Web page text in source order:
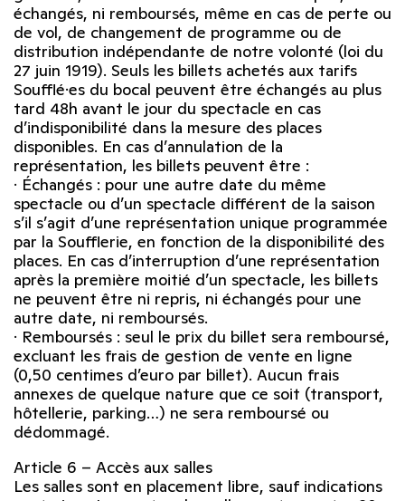
échangés, ni remboursés, même en cas de perte ou
de vol, de changement de programme ou de
distribution indépendante de notre volonté (loi du
27 juin 1919). Seuls les billets achetés aux tarifs
Soufflé·es du bocal peuvent être échangés au plus
tard 48h avant le jour du spectacle en cas
d’indisponibilité dans la mesure des places
disponibles. En cas d’annulation de la
représentation, les billets peuvent être :
· Échangés : pour une autre date du même
spectacle ou d’un spectacle différent de la saison
s’il s’agit d’une représentation unique programmée
par la Soufflerie, en fonction de la disponibilité des
places. En cas d’interruption d’une représentation
après la première moitié d’un spectacle, les billets
ne peuvent être ni repris, ni échangés pour une
autre date, ni remboursés.
· Remboursés : seul le prix du billet sera remboursé,
excluant les frais de gestion de vente en ligne
(0,50 centimes d’euro par billet). Aucun frais
annexes de quelque nature que ce soit (transport,
hôtellerie, parking…) ne sera remboursé ou
dédommagé.
Article 6 – Accès aux salles
Les salles sont en placement libre, sauf indications